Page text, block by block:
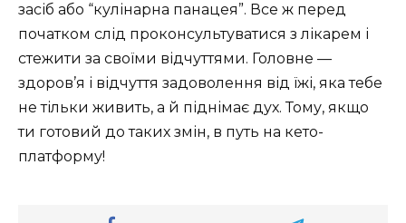
засіб або “кулінарна панацея”. Все ж перед
початком слід проконсультуватися з лікарем і
стежити за своїми відчуттями. Головне —
здоров’я і відчуття задоволення від їжі, яка тебе
не тільки живить, а й піднімає дух. Тому, якщо
ти готовий до таких змін, в путь на кето-
платформу!